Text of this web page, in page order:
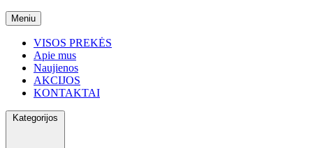
Meniu
VISOS PREKĖS
Apie mus
Naujienos
AKCIJOS
KONTAKTAI
Kategorijos